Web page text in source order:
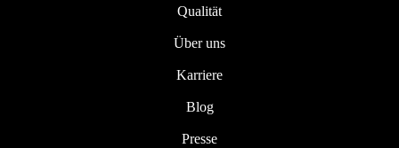
Qualität
Über uns
Karriere
Blog
Presse